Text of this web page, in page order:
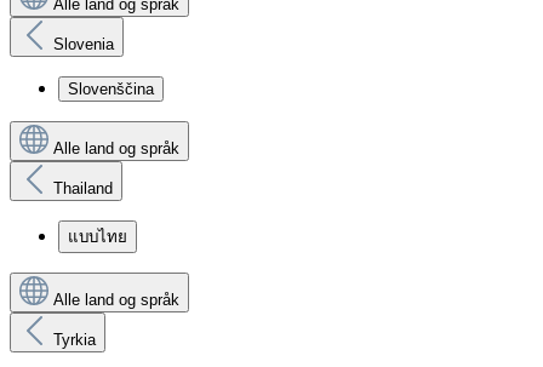
Alle land og språk
Slovenia
Slovenščina
Alle land og språk
Thailand
แบบไทย
Alle land og språk
Tyrkia